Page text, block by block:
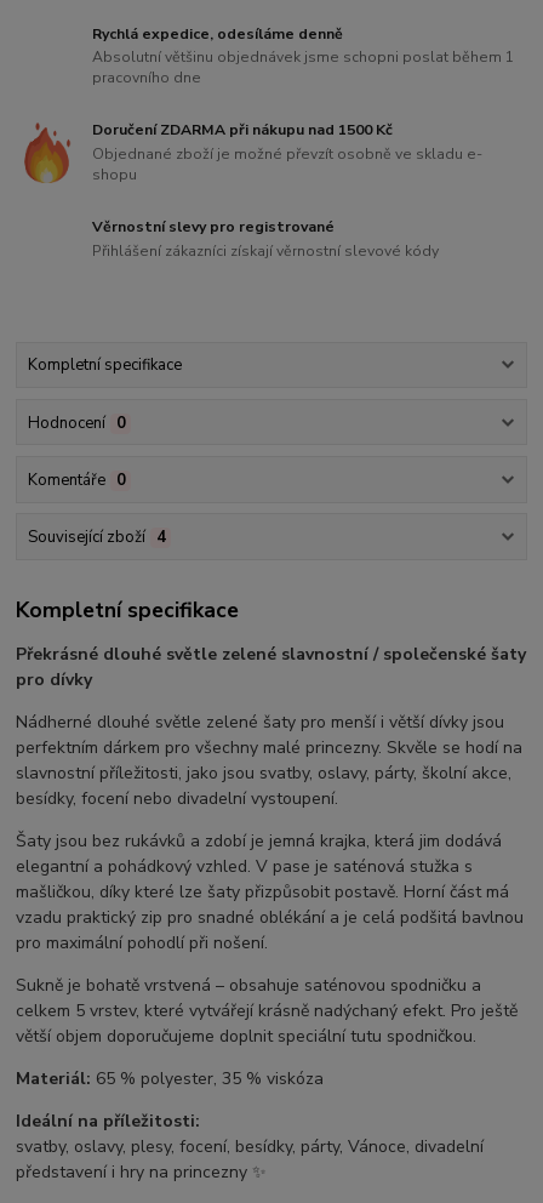
Rychlá expedice, odesíláme denně
Absolutní většinu objednávek jsme schopni poslat během 1
pracovního dne
Doručení ZDARMA při nákupu nad 1500 Kč
Objednané zboží je možné převzít osobně ve skladu e-
shopu
Věrnostní slevy pro registrované
Přihlášení zákazníci získají věrnostní slevové kódy
Kompletní specifikace
Hodnocení 0
Komentáře 0
Související zboží 4
Kompletní specifikace
Překrásné dlouhé světle zelené slavnostní / společenské šaty
pro dívky
Nádherné dlouhé světle zelené šaty pro menší i větší dívky jsou
perfektním dárkem pro všechny malé princezny. Skvěle se hodí na
slavnostní příležitosti, jako jsou svatby, oslavy, párty, školní akce,
besídky, focení nebo divadelní vystoupení.
Šaty jsou bez rukávků a zdobí je jemná krajka, která jim dodává
elegantní a pohádkový vzhled. V pase je saténová stužka s
mašličkou, díky které lze šaty přizpůsobit postavě. Horní část má
vzadu praktický zip pro snadné oblékání a je celá podšitá bavlnou
pro maximální pohodlí při nošení.
Sukně je bohatě vrstvená – obsahuje saténovou spodničku a
celkem 5 vrstev, které vytvářejí krásně nadýchaný efekt. Pro ještě
větší objem doporučujeme doplnit speciální tutu spodničkou.
Materiál: 65 % polyester, 35 % viskóza
Ideální na příležitosti:
svatby, oslavy, plesy, focení, besídky, párty, Vánoce, divadelní
představení i hry na princezny ✨